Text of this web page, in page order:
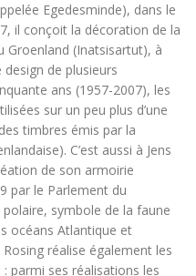
Egedesminde), dans le
il conçoit la décoration de la
Groenland (Inatsisartut), à
design de plusieurs
ans (1957-2007), les
sur un peu plus d’une
timbres émis par la
C’est aussi à Jens
de son armoirie
par le Parlement du
polaire, symbole de la faune
océans Atlantique et
réalise également les
parmi ses réalisations les